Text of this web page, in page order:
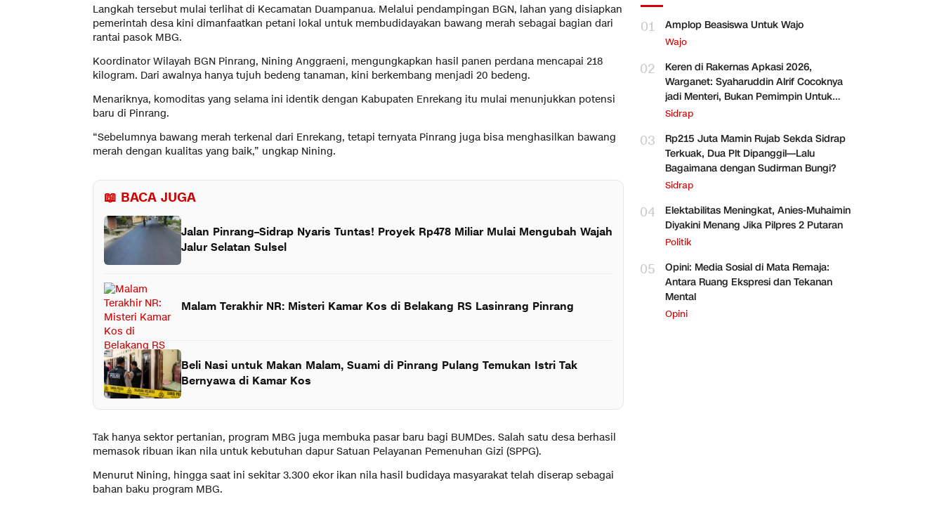
Langkah tersebut mulai terlihat di Kecamatan Duampanua. Melalui pendampingan BGN, lahan yang disiapkan
pemerintah desa kini dimanfaatkan petani lokal untuk membudidayakan bawang merah sebagai bagian dari
rantai pasok MBG.
Koordinator Wilayah BGN Pinrang, Nining Anggraeni, mengungkapkan hasil panen perdana mencapai 218
kilogram. Dari awalnya hanya tujuh bedeng tanaman, kini berkembang menjadi 20 bedeng.
Menariknya, komoditas yang selama ini identik dengan Kabupaten Enrekang itu mulai menunjukkan potensi
baru di Pinrang.
“Sebelumnya bawang merah terkenal dari Enrekang, tetapi ternyata Pinrang juga bisa menghasilkan bawang
merah dengan kualitas yang baik,” ungkap Nining.
📖 BACA JUGA
Jalan Pinrang–Sidrap Nyaris Tuntas! Proyek Rp478 Miliar Mulai Mengubah Wajah
Jalur Selatan Sulsel
Malam Terakhir NR: Misteri Kamar Kos di Belakang RS Lasinrang Pinrang
Beli Nasi untuk Makan Malam, Suami di Pinrang Pulang Temukan Istri Tak
Bernyawa di Kamar Kos
Tak hanya sektor pertanian, program MBG juga membuka pasar baru bagi BUMDes. Salah satu desa berhasil
memasok ribuan ikan nila untuk kebutuhan dapur Satuan Pelayanan Pemenuhan Gizi (SPPG).
Menurut Nining, hingga saat ini sekitar 3.300 ekor ikan nila hasil budidaya masyarakat telah diserap sebagai
bahan baku program MBG.
01 Amplop Beasiswa Untuk Wajo
Wajo
02
Keren di Rakernas Apkasi 2026,
Warganet: Syaharuddin Alrif Cocoknya
jadi Menteri, Bukan Pemimpin Untuk
Sidrap Saja
Sidrap
03
Rp215 Juta Mamin Rujab Sekda Sidrap
Terkuak, Dua Plt Dipanggil—Lalu
Bagaimana dengan Sudirman Bungi?
Sidrap
04
Elektabilitas Meningkat, Anies-Muhaimin
Diyakini Menang Jika Pilpres 2 Putaran
Politik
05
Opini: Media Sosial di Mata Remaja:
Antara Ruang Ekspresi dan Tekanan
Mental
Opini